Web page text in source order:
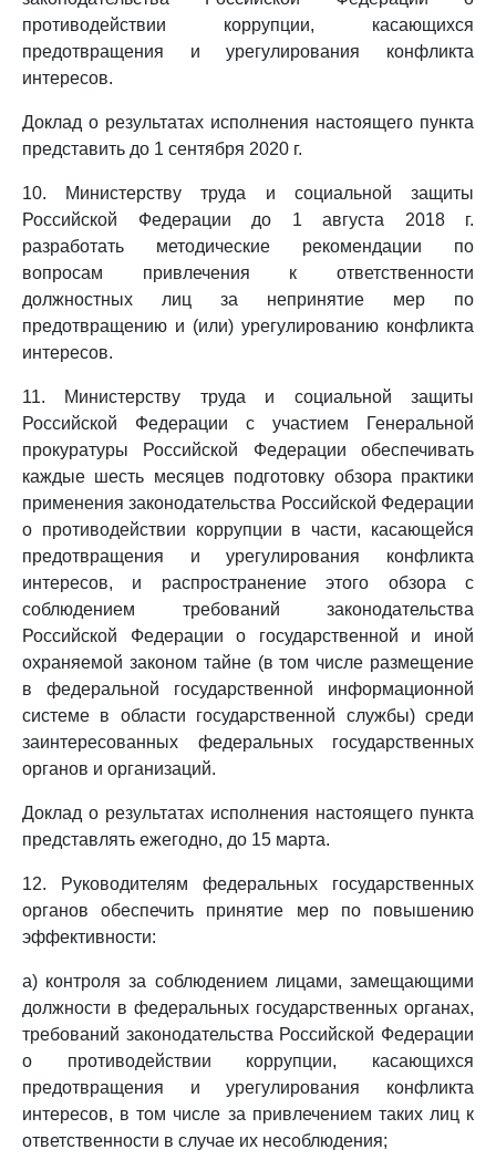
противодействии коррупции, касающихся
предотвращения и урегулирования конфликта
интересов.
Доклад о результатах исполнения настоящего пункта
представить до 1 сентября 2020 г.
10. Министерству труда и социальной защиты
Российской Федерации до 1 августа 2018 г.
разработать методические рекомендации по
вопросам привлечения к ответственности
должностных лиц за непринятие мер по
предотвращению и (или) урегулированию конфликта
интересов.
11. Министерству труда и социальной защиты
Российской Федерации с участием Генеральной
прокуратуры Российской Федерации обеспечивать
каждые шесть месяцев подготовку обзора практики
применения законодательства Российской Федерации
о противодействии коррупции в части, касающейся
предотвращения и урегулирования конфликта
интересов, и распространение этого обзора с
соблюдением требований законодательства
Российской Федерации о государственной и иной
охраняемой законом тайне (в том числе размещение
в федеральной государственной информационной
системе в области государственной службы) среди
заинтересованных федеральных государственных
органов и организаций.
Доклад о результатах исполнения настоящего пункта
представлять ежегодно, до 15 марта.
12. Руководителям федеральных государственных
органов обеспечить принятие мер по повышению
эффективности:
а) контроля за соблюдением лицами, замещающими
должности в федеральных государственных органах,
требований законодательства Российской Федерации
о противодействии коррупции, касающихся
предотвращения и урегулирования конфликта
интересов, в том числе за привлечением таких лиц к
ответственности в случае их несоблюдения;